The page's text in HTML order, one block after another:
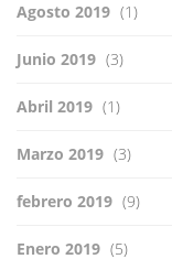
Agosto 2019 (1)
Junio 2019 (3)
Abril 2019 (1)
Marzo 2019 (3)
febrero 2019 (9)
Enero 2019 (5)